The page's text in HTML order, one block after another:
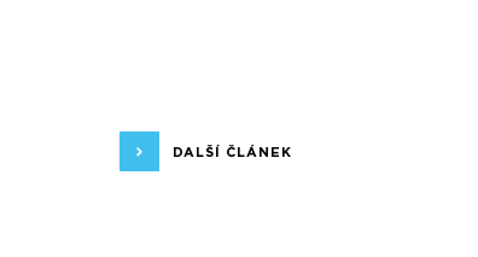
DALŠÍ ČLÁNEK